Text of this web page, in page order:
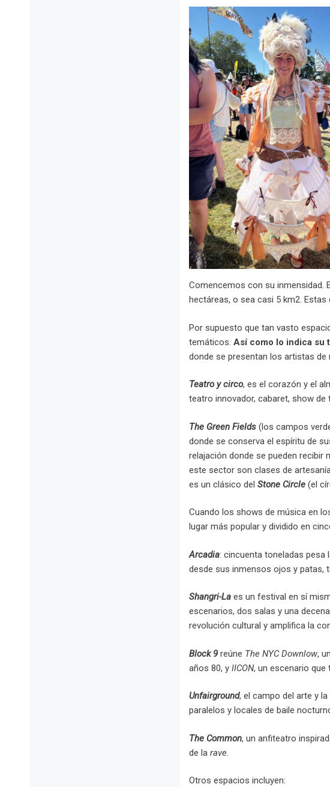
Comencemos con su inmensidad.
hectáreas, o sea casi 5 km2.
Por supuesto que tan vasto
temáticos. Así como lo indica su
donde se presentan los artistas
Teatro y circo, es el corazón y el
teatro innovador, cabaret, show
The Green Fields (los campos
donde se conserva el espíritu de
relajación donde se pueden recibir
este sector son clases de
es un clásico del Stone Circle (el
Cuando los shows de música en
lugar más popular y dividido en
Arcadia: cincuenta toneladas pesa
desde sus inmensos ojos y patas,
Shangri-La es un festival en sí
escenarios, dos salas y una
revolución cultural y amplifica la
Block 9reúne The NYC Downlow,
años 80, y IICON, un escenario
Unfairground, el campo del arte y
paralelos y locales de baile
The Common, un anfiteatro
de la rave.
Otros espacios incluyen: